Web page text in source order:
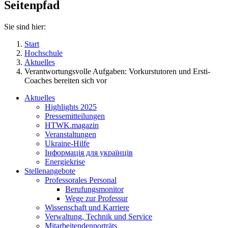
Seitenpfad
Sie sind hier:
Start
Hochschule
Aktuelles
Verantwortungsvolle Aufgaben: Vorkurstutoren und Ersti-
Coaches bereiten sich vor
Aktuelles
Highlights 2025
Pressemitteilungen
HTWK.magazin
Veranstaltungen
Ukraine-Hilfe
Інформація для українців
Energiekrise
Stellenangebote
Professorales Personal
Berufungsmonitor
Wege zur Professur
Wissenschaft und Karriere
Verwaltung, Technik und Service
Mitarbeitendenporträts